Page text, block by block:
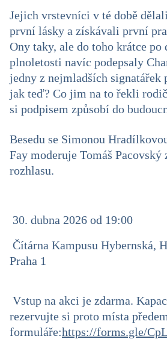
Jejich vrstevníci v té době
první lásky a získávali první
Ony taky, ale do toho krátce po
plnoletosti navíc podepsaly
jedny z nejmladších signatářek
jak teď? Co jim na to řekli
si podpisem způsobí do
Besedu se Simonou
Fay moderuje Tomáš Pacovský
rozhlasu.
30. dubna 2026 od 19:00
Čítárna Kampusu Hybernská,
Praha 1
Vstup na akci je zdarma.
rezervujte si proto místa
formuláře:https://forms.gle/